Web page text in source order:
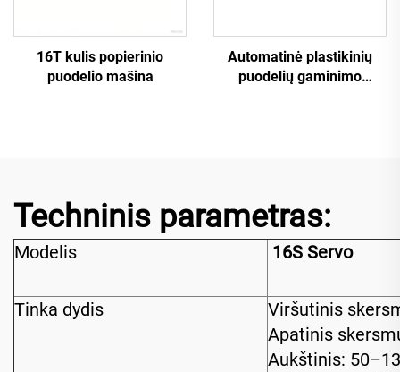
16T kulis popierinio
puodelio mašina
Automatinė plastikinių
puodelių gaminimo
Techninis parametras:
Modelis 16S Servo
Tinka dydis
Viršutinis
Apatinis
Aukštinis: